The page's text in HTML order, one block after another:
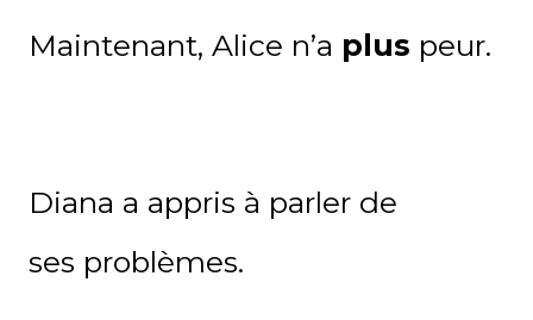
Maintenant, Alice n’a plus peur.
Diana a appris à parler de
ses problèmes.